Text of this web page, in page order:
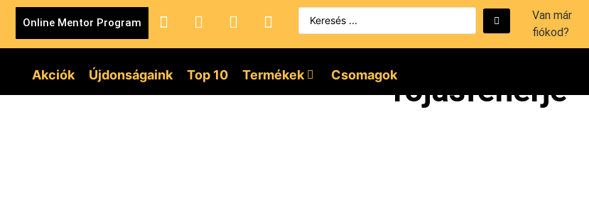
Online Mentor Program
Van már
fiókod?
Akciók Újdonságaink Top 10 Termékek CsomagokTojásfehérje